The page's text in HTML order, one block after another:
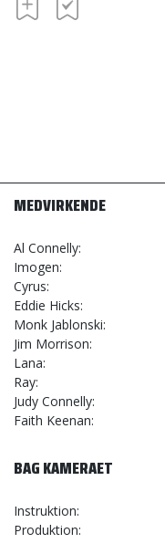
MEDVIRKENDE
Al Connelly
Imogen
Cyrus
Eddie Hicks
Monk Jablonski
Jim Morrison
Lana
Ray
Judy Connelly
Faith Keenan
BAG KAMERAET
Instruktion
Produktion